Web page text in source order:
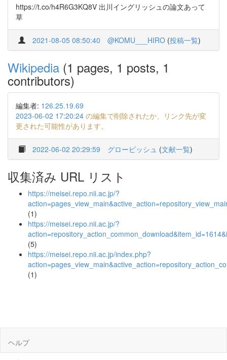
https://t.co/h4R6G3KQ8V 出川イングリッシュの論文あって
草
2021-08-05 08:50:40 @KOMU___HIRO (投稿一覧)
Wikipedia (1 pages, 1 posts, 1
contributors)
編集者: 126.25.19.69
2023-06-02 17:20:24 の編集で削除されたか、リンク先が変
更された可能性があります。
2022-06-02 20:29:59 グロービッシュ (文献一覧)
収集済み URL リスト
https://meisei.repo.nii.ac.jp/?
(1)
https://meisei.repo.nii.ac.jp/?
(5)
https://meisei.repo.nii.ac.jp/index.php?
(1)
ヘルプ